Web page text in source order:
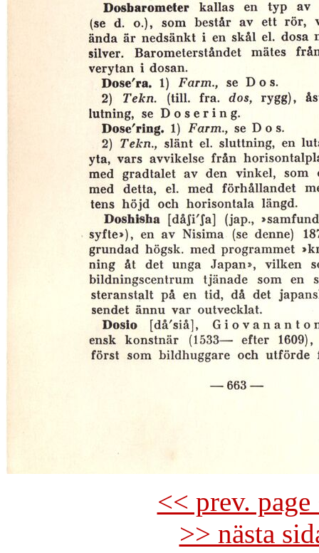
<< prev.
>> nästa